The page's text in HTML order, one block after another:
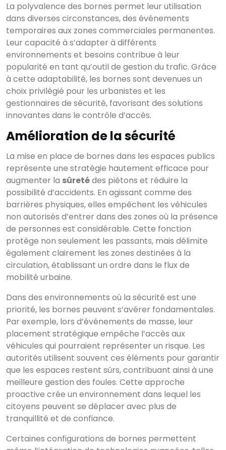
Rechercher
CATÉGORIES
La polyvalence des bornes permet leur utilisation
dans diverses circonstances, des événements
temporaires aux zones commerciales permanentes.
Leur capacité à s’adapter à différents
environnements et besoins contribue à leur
popularité en tant qu’outil de gestion du trafic. Grâce
à cette adaptabilité, les bornes sont devenues un
choix privilégié pour les urbanistes et les
gestionnaires de sécurité, favorisant des solutions
innovantes dans le contrôle d’accès.
Amélioration de la sécurité
La mise en place de bornes dans les espaces publics
représente une stratégie hautement efficace pour
augmenter la sûretédes piétons et réduire la
possibilité d’accidents. En agissant comme des
barrières physiques, elles empêchent les véhicules
non autorisés d’entrer dans des zones où la présence
de personnes est considérable. Cette fonction
protège non seulement les passants, mais délimite
également clairement les zones destinées à la
circulation, établissant un ordre dans le flux de
mobilité urbaine.
Dans des environnements où la sécurité est une
priorité, les bornes peuvent s’avérer fondamentales.
Par exemple, lors d’événements de masse, leur
placement stratégique empêche l’accès aux
véhicules qui pourraient représenter un risque. Les
autorités utilisent souvent ces éléments pour garantir
que les espaces restent sûrs, contribuant ainsi à une
meilleure gestion des foules. Cette approche
proactive crée un environnement dans lequel les
citoyens peuvent se déplacer avec plus de
tranquillité et de confiance.
Certaines configurations de bornes permettent